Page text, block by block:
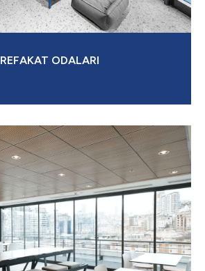
REFAKAT ODALARI